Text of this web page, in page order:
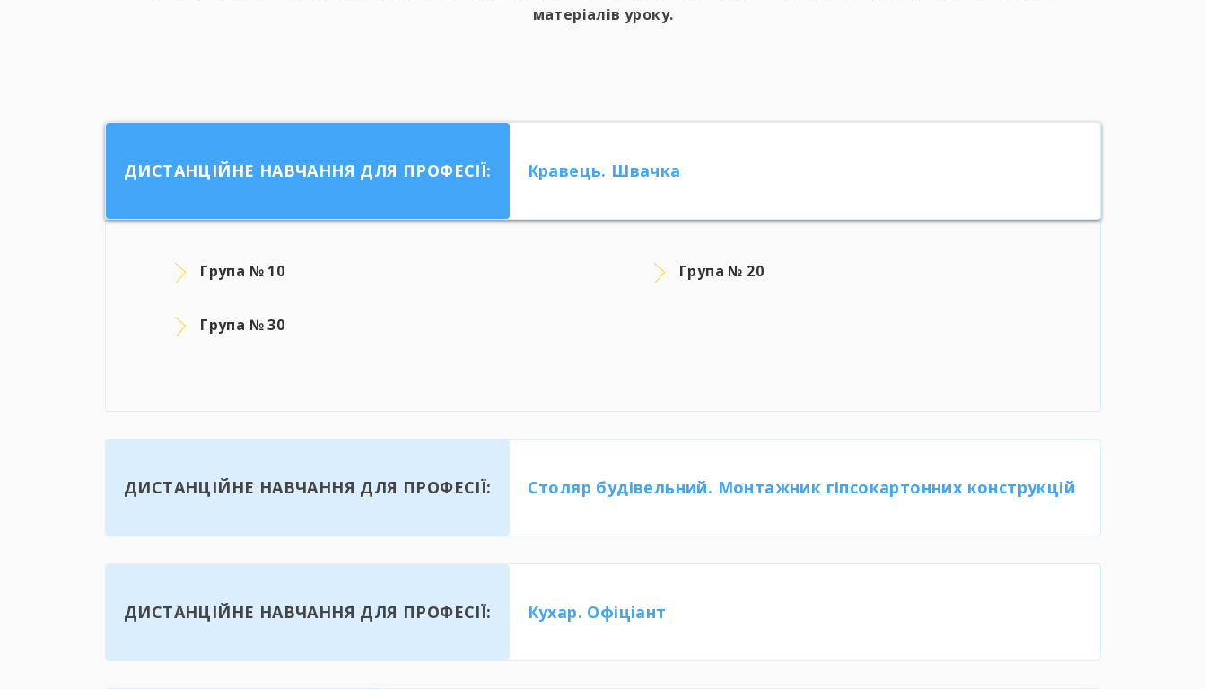
матеріалів уроку.
ДИСТАНЦІЙНЕ НАВЧАННЯ ДЛЯ ПРОФЕСІЇ: Кравець. Швачка
Група № 10
Група № 30
Група № 20
ДИСТАНЦІЙНЕ НАВЧАННЯ ДЛЯ ПРОФЕСІЇ: Столяр будівельний. Монтажник гіпсокартонних конструкцій
ДИСТАНЦІЙНЕ НАВЧАННЯ ДЛЯ ПРОФЕСІЇ: Кухар. Офіціант